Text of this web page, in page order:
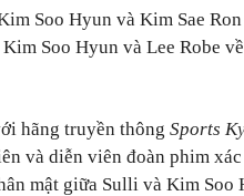
Soo Hyun và Kim Sae
Soo Hyun và Lee Robe
hãng truyền thông Sports
và diễn viên đoàn phim
mật giữa Sulli và Kim Soo